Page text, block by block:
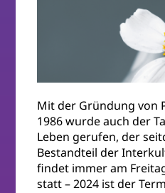
Mit der Gründung von
1986 wurde auch der
Leben gerufen, der
Bestandteil der
findet immer am
statt – 2024 ist der